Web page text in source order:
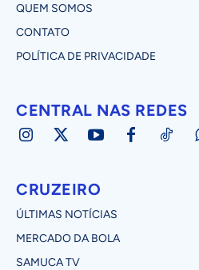
QUEM SOMOS
CONTATO
POLÍTICA DE PRIVACIDADE
CENTRAL NAS REDES
CRUZEIRO
ÚLTIMAS NOTÍCIAS
MERCADO DA BOLA
SAMUCA TV